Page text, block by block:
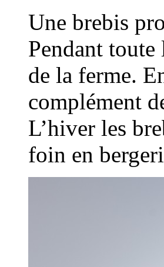
Une brebis
Pendant
de la ferme.
complément
L’hiver les
foin en